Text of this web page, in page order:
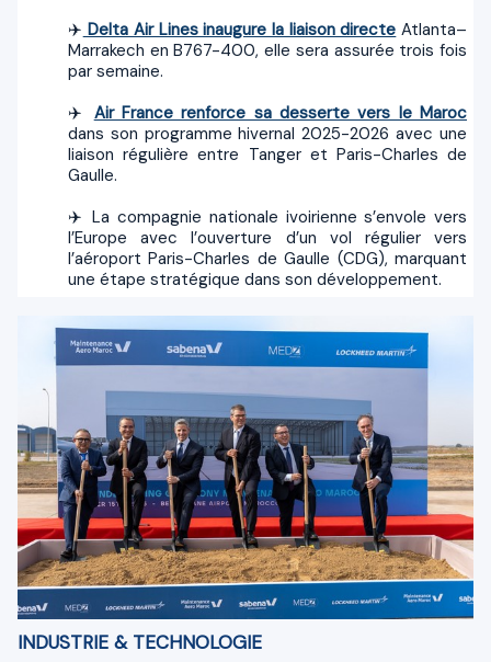
✈️ Delta Air Lines inaugure la liaison directe Atlanta–
Marrakech en B767-400, elle sera assurée trois fois
par semaine.
✈️ Air France renforce sa desserte vers le Maroc
dans son programme hivernal 2025-2026 avec une
liaison régulière entre Tanger et Paris-Charles de
Gaulle.
✈️ La compagnie nationale ivoirienne s’envole vers
l’Europe avec l’ouverture d’un vol régulier vers
l’aéroport Paris-Charles de Gaulle (CDG), marquant
une étape stratégique dans son développement.
INDUSTRIE & TECHNOLOGIE